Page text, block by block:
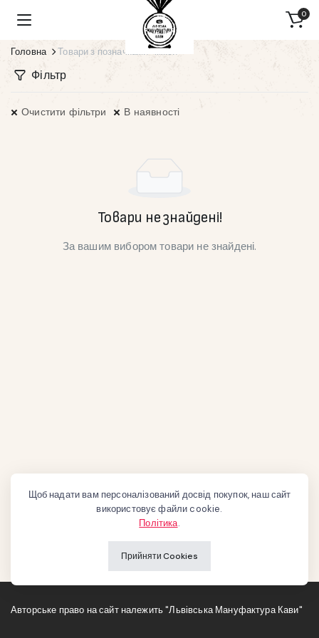
0
Головна Товари з позначками “мікси”
Фільтр
Очистити фільтри В наявності
Товари не знайдені!
За вашим вибором товари не знайдені.
Авторське право на сайт належить "Львівська Мануфактура Кави"
Щоб надати вам персоналізований досвід покупок, наш сайт
використовує файли cookie.
Політика.
Прийняти Cookies